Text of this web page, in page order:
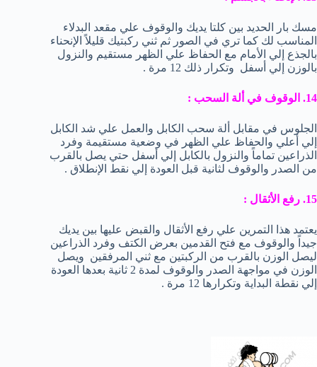
مسك بار الحديد بين كلتا يديك والوقوف علي مقعد البدلاء
المناسب لك كما تري في الصور ثم ثني ركبتيك قليلاً الإنحناء
بالجذع إلي الأمام مع الحفاظ علي الظهر مستقيم والنزول
بالوزن إلي أسفل وتكرار ذلك 12 مرة .
14. الوقوف في ألة السحب :
الجلوس في مقابل ألة سحب الكابل والعمل علي شد الكابل
إلي أعلي والحفاظ علي الظهر في وضعية مستقيمة وفرد
الذراعين تماماً والنزول بالكابل إلي أسفل حتي يصل بالقرب
من الصدر والوقوف لثانية قبل العودة إلي نقط الإنطلاق .
15. رفع الأثقال :
يعتمد هذا التمرين علي رفع الأثقال والقبض عليها بين يديك
جيداً والوقوف مع فتح القدمين بعرض الكتف وفرد الذراعين
ليصل الوزن بالقرب من الركبتين مع ثني المرفقين ويصل
الوزن في مواجهة الصدر والوقوف لمدة 2 ثانية بعدها العودة
إلي نقطة البداية وتكرارها 12 مرة .